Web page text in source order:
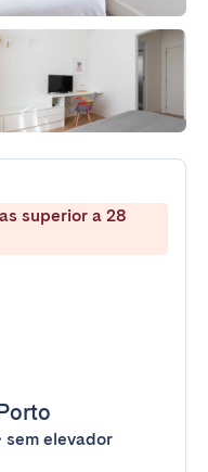
superior a 28
sem elevador